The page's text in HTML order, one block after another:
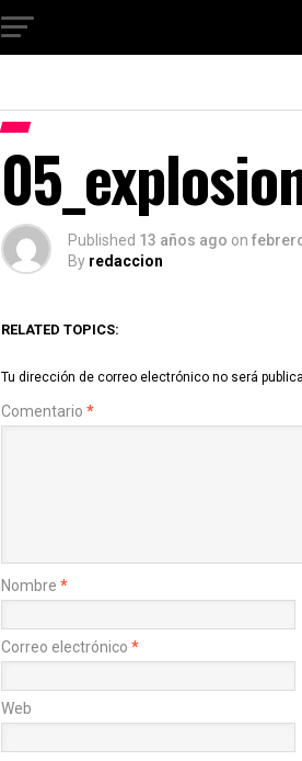
Published 13 años ago on
By redaccion
RELATED TOPICS:
Tu dirección de correo electrónico no será
Comentario *
Nombre *
Correo electrónico *
Web